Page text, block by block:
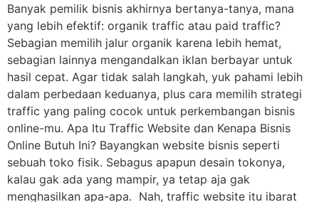
Banyak pemilik bisnis akhirnya bertanya-tanya, mana
yang lebih efektif: organik traffic atau paid traffic?
Sebagian memilih jalur organik karena lebih hemat,
sebagian lainnya mengandalkan iklan berbayar untuk
hasil cepat. Agar tidak salah langkah, yuk pahami lebih
dalam perbedaan keduanya, plus cara memilih strategi
traffic yang paling cocok untuk perkembangan bisnis
online-mu. Apa Itu Traffic Website dan Kenapa Bisnis
Online Butuh Ini? Bayangkan website bisnis seperti
sebuah toko fisik. Sebagus apapun desain tokonya,
kalau gak ada yang mampir, ya tetap aja gak
menghasilkan apa-apa. Nah, traffic website itu ibarat